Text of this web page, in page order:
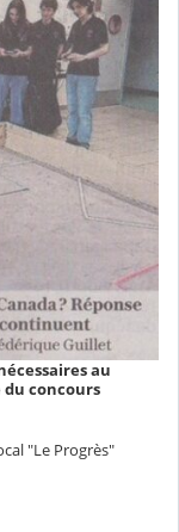
au
du concours
"Le Progrès"